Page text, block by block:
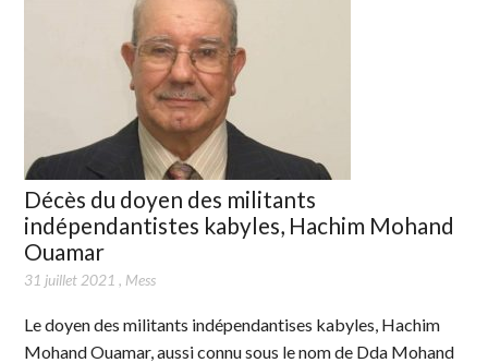
Décès du doyen des militants
indépendantistes kabyles, Hachim Mohand
Ouamar
31 juillet 2021 , Mess
Le doyen des militants indépendantises kabyles, Hachim
Mohand Ouamar, aussi connu sous le nom de Dda Mohand